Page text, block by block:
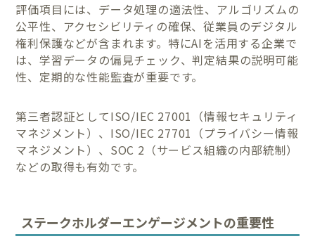
評価項目には、データ処理の適法性、アルゴリズムの
公平性、アクセシビリティの確保、従業員のデジタル
権利保護などが含まれます。特にAIを活用する企業で
は、学習データの偏見チェック、判定結果の説明可能
性、定期的な性能監査が重要です。
第三者認証としてISO/IEC 27001（情報セキュリティ
マネジメント）、ISO/IEC 27701（プライバシー情報
マネジメント）、SOC 2（サービス組織の内部統制）
などの取得も有効です。
ステークホルダーエンゲージメントの重要性